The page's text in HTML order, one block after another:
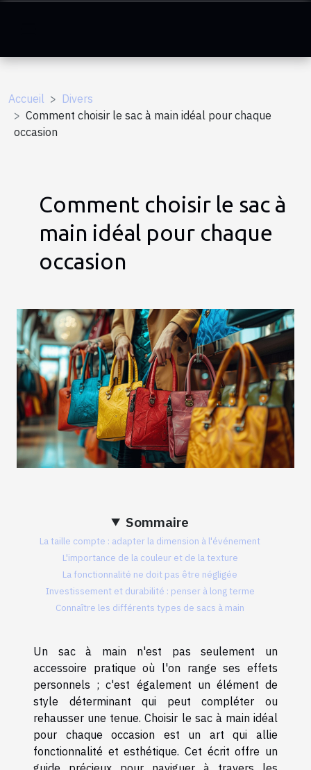
Accueil
Divers
Comment choisir le sac à main idéal pour chaque
occasion
Comment choisir le sac à
main idéal pour chaque
occasion
Sommaire
La taille compte : adapter la dimension à l'événement
L'importance de la couleur et de la texture
La fonctionnalité ne doit pas être négligée
Investissement et durabilité : penser à long terme
Connaître les différents types de sacs à main
Un sac à main n'est pas seulement un
accessoire pratique où l'on range ses effets
personnels ; c'est également un élément de
style déterminant qui peut compléter ou
rehausser une tenue. Choisir le sac à main idéal
pour chaque occasion est un art qui allie
fonctionnalité et esthétique. Cet écrit offre un